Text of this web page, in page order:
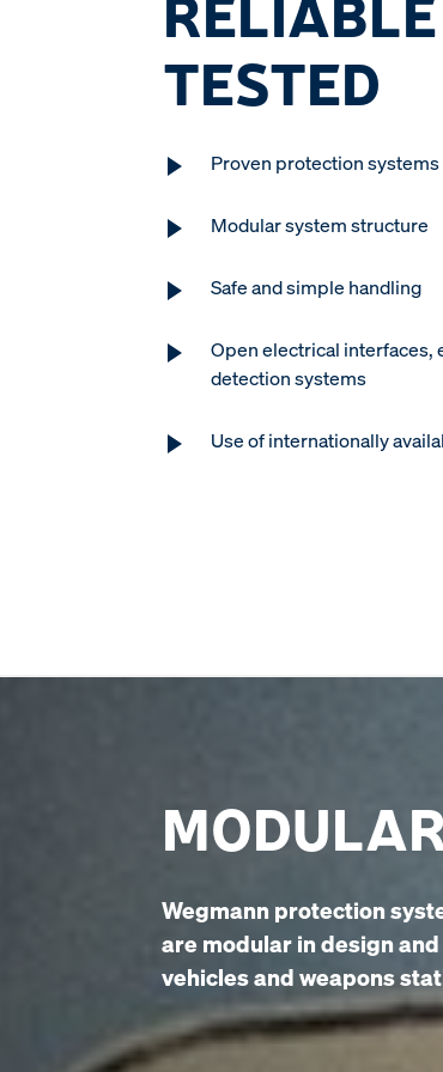
TESTED
Proven protection
Modular system structure
Safe and simple handling
Open electrical interfaces,
detection systems
Use of internationally
Wegmann protection
are modular in design
vehicles and weapons